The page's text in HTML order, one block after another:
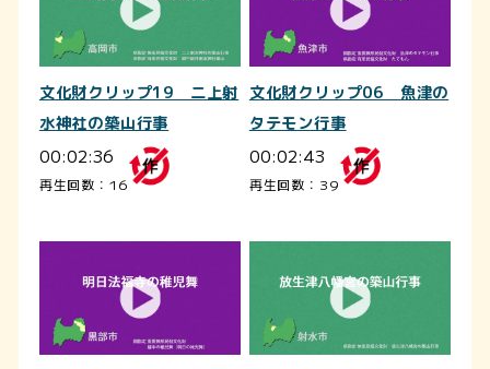
文化財クリップ19 二上射
水神社の築山行事
00:02:36
再生回数：16
文化財クリップ06 魚津の
タテモン行事
00:02:43
再生回数：39